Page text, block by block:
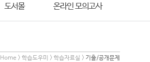
도서몰 온라인 모의고사
Home > 학습도우미 > 학습자료실 > 기출/공개문제